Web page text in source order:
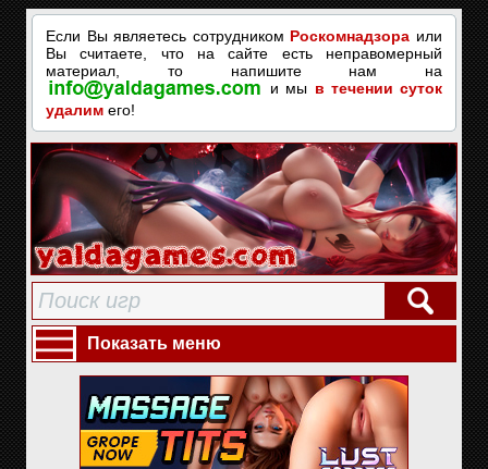
Если Вы являетесь сотрудником Роскомнадзора или
Вы считаете, что на сайте есть неправомерный
материал, то напишите нам на
и мы в течении суток
удалим его!
Показать меню